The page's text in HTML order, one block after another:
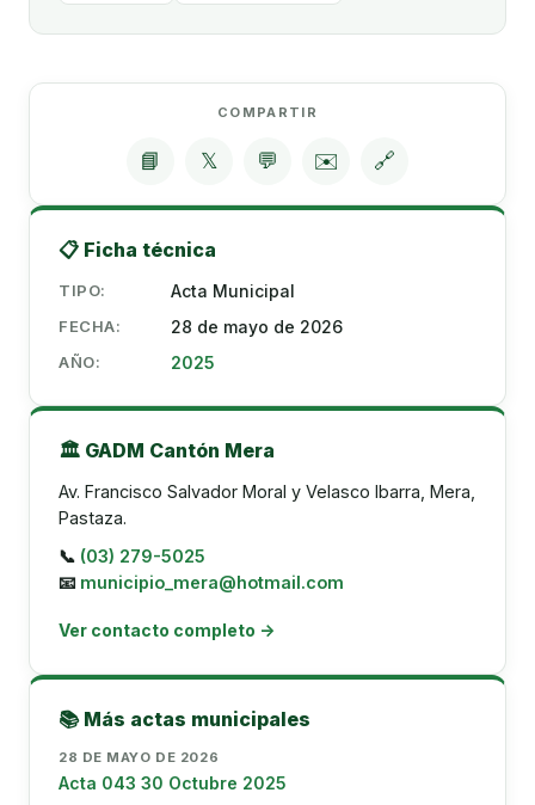
COMPARTIR
📘 𝕏 💬 ✉️ 🔗
📋 Ficha técnica
TIPO: Acta Municipal
FECHA: 28 de mayo de 2026
AÑO: 2025
🏛️ GADM Cantón Mera
Av. Francisco Salvador Moral y Velasco Ibarra, Mera,
Pastaza.
📞 (03) 279-5025
📧 municipio_mera@hotmail.com
Ver contacto completo →
📚 Más actas municipales
28 DE MAYO DE 2026
Acta 043 30 Octubre 2025